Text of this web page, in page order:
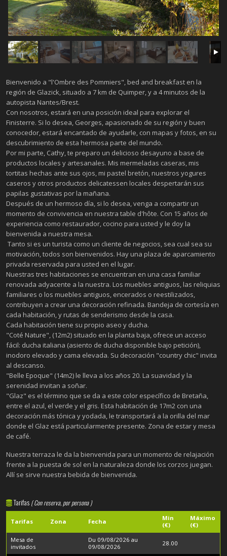
Bienvenido a "l'Ombre des Pommiers", bed and breakfast en la
región de Glazick, situado a 7 km de Quimper, y a 4 minutos de la
autopista Nantes/Brest.
Con nosotros, estará en una posición ideal para explorar el
Finisterre. Si lo desea, Georges, apasionado de su región y buen
conocedor, estará encantado de ayudarle, con mapas y fotos, en su
descubrimiento de esta hermosa parte del mundo.
Por mi parte, Cathy, te preparo un delicioso desayuno a base de
productos locales y artesanales. Mis mermeladas caseras, mis
tortitas hechas ante sus ojos, mi pastel bretón, nuestros yogures
caseros y otros productos delicatessen locales despertarán sus
papilas gustativas por la mañana.
Después de un hermoso día, si lo desea, venga a compartir un
momento de convivencia en nuestra table d'hôte. Con 15 años de
experiencia como restaurador, cocino para usted y le doy la
bienvenida a nuestra mesa.
Tanto si es un turista como un cliente de negocios, sea cual sea su
motivación, todos son bienvenidos. Hay una plaza de aparcamiento
privada reservada para usted en el lugar.
Nuestras tres habitaciones se encuentran en una casa familiar
renovada adyacente a la nuestra. Los muebles antiguos, las reliquias
familiares o los muebles antiguos, encerados o reestilizados,
contribuyen a crear una decoración refinada. Bandeja de cortesía en
cada habitación, y rutas de senderismo desde la casa.
Cada habitación tiene su propio aseo y ducha.
"Coté Nature", (12m2) situado en la planta baja, ofrece un acceso
fácil: ducha italiana (asiento de ducha disponible bajo petición),
inodoro elevado y cama elevada. Su decoración "country chic" invita
al descanso.
"Belle Epoque" (14m2) le lleva a los años 20. La suavidad y la
serenidad invitan a soñar.
"Glaz" es el término que se da a este color específico de Bretaña,
entre el azul, el verde y el gris. Esta habitación de 17m2 con una
decoración más tónica y yodada, le transportará a la orilla del mar
donde el Glaz está particularmente presente. Zona de estar y mesa
de café.
Nuestra terraza le da la bienvenida para un momento de relajación
frente a la puesta de sol en la naturaleza donde los corzos juegan.
Allí se sirve nuestra bebida de bienvenida.
Tarifas ( Con reserva, por persona )
Tarifas Zona Fecha
Min
(€)
Máximo
(€)
Mesa de
invitados
Du 09/08/2026 au
09/08/2026
28.00